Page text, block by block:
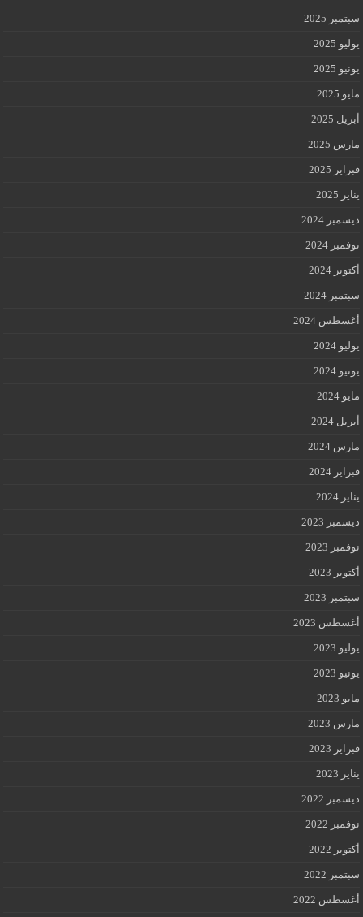
سبتمبر 2025
يوليو 2025
يونيو 2025
مايو 2025
أبريل 2025
مارس 2025
فبراير 2025
يناير 2025
ديسمبر 2024
نوفمبر 2024
أكتوبر 2024
سبتمبر 2024
أغسطس 2024
يوليو 2024
يونيو 2024
مايو 2024
أبريل 2024
مارس 2024
فبراير 2024
يناير 2024
ديسمبر 2023
نوفمبر 2023
أكتوبر 2023
سبتمبر 2023
أغسطس 2023
يوليو 2023
يونيو 2023
مايو 2023
مارس 2023
فبراير 2023
يناير 2023
ديسمبر 2022
نوفمبر 2022
أكتوبر 2022
سبتمبر 2022
أغسطس 2022